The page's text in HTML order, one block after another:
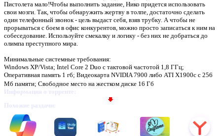
Пистолета мало!Чтобы выполнить задание, Нико придется использовать
свои мозги. Так, чтобы обнаружить жертву в толпе, достаточно сделать
один телефонный звонок - цель выдаст себя, взяв трубку. А чтобы не
прорываться с боем в офис конкурентов, можно просто записаться к ним на
собеседование. Используйте смекалку и логику - без них не добраться до
олимпа преступного мира.
Минимальные системные требования:
Windows XP/Vista; Intel Core 2 Duo с тактовой частотой 1,8 ГГц;
Оперативная память 1 гб; Видеокарта NVIDIA 7900 либо ATI X1900с с 256
Мб памяти; Свободное место на жестком диске 16 Гб
Информация о торренте:
Похожие раздачи: